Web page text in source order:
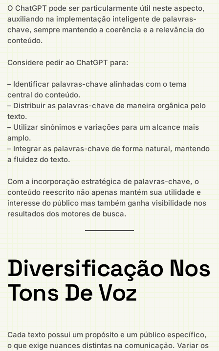
O ChatGPT pode ser particularmente útil neste aspecto,
auxiliando na implementação inteligente de palavras-
chave, sempre mantendo a coerência e a relevância do
conteúdo.
Considere pedir ao ChatGPT para:
– Identificar palavras-chave alinhadas com o tema
central do conteúdo.
– Distribuir as palavras-chave de maneira orgânica pelo
texto.
– Utilizar sinônimos e variações para um alcance mais
amplo.
– Integrar as palavras-chave de forma natural, mantendo
a fluidez do texto.
Com a incorporação estratégica de palavras-chave, o
conteúdo reescrito não apenas mantém sua utilidade e
interesse do público mas também ganha visibilidade nos
resultados dos motores de busca.
Diversificação Nos
Tons De Voz
Cada texto possui um propósito e um público específico,
o que exige nuances distintas na comunicação. Variar os